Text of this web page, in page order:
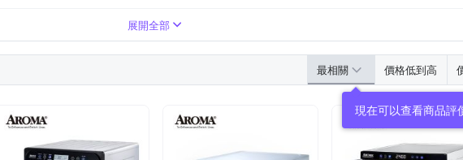
展開全部
最相關 價格低到高
現在可以查看商品評